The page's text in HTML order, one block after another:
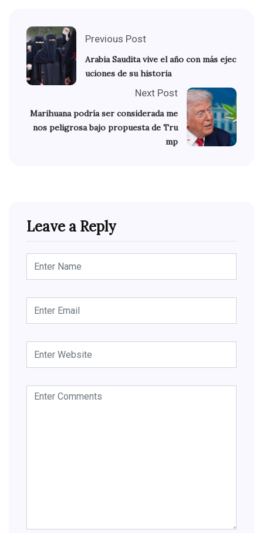
Previous Post
Arabia Saudita vive el año con más ejec
uciones de su historia
Next Post
Marihuana podría ser considerada me
nos peligrosa bajo propuesta de Tru
mp
Leave a Reply